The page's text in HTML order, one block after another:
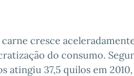
cresce
do consumo.
37,5 quilos em